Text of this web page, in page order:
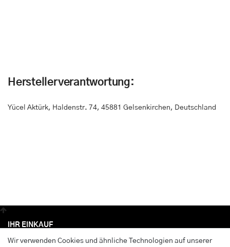
Herstellerverantwortung:
Yücel Aktürk, Haldenstr. 74, 45881 Gelsenkirchen, Deutschland
Wir verwenden Cookies und ähnliche Technologien auf unserer
IHR EINKAUF
Anmelden